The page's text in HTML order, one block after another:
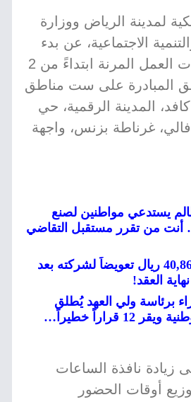
لمدينة الرياض ووزارة
الاجتماعية، عن بدء
تنفيذ مبادرة ساعات العمل المرنة ابتداءً من 2
ستطبق المبادرة على ست مناطق
المدينة الرقمية، حي
غرناطة بزنس، واجهة
يستدعي مواطنين لصنع
أنت من تقرر مستقبل التقاضي
صادم: حلاق يدفع 40,866 ريال تعويضاً لشركته بعد
العقد!
برئاسة ولي العهد يُطلق
منصة التأشيرات الوطنية ويقر 12 قراراً خطيراً…
زيادة نافذة الساعات
أوقات الحضور